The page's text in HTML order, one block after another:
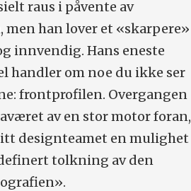
raus i påvente av
men han lover et «skarpere»
innvendig. Hans eneste
handler om noe du ikke ser
frontprofilen. Overgangen
av en stor motor foran,
designteamet en mulighet
tolkning av den